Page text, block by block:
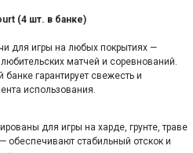
(4 шт. в банке)
для игры на любых покрытиях —
матчей и соревнований.
гарантирует свежесть и
использования.
для игры на харде, грунте, траве
обеспечивают стабильный отскок и